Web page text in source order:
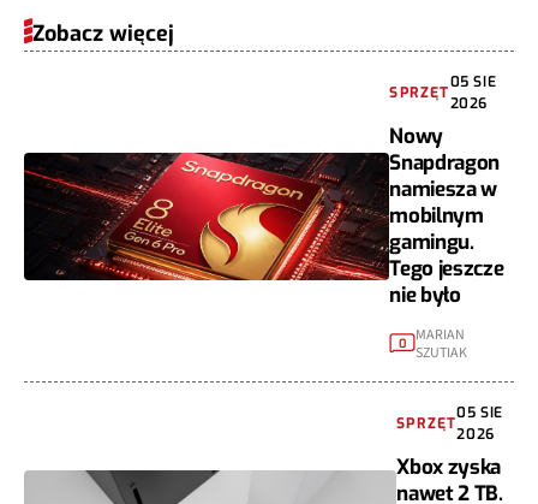
Zobacz więcej
SPRZĘT
05 SIE
2026
Nowy
Snapdragon
namiesza w
mobilnym
gamingu.
Tego jeszcze
nie było
0 MARIAN
SZUTIAK
SPRZĘT
05 SIE
2026
Xbox zyska
nawet 2 TB.